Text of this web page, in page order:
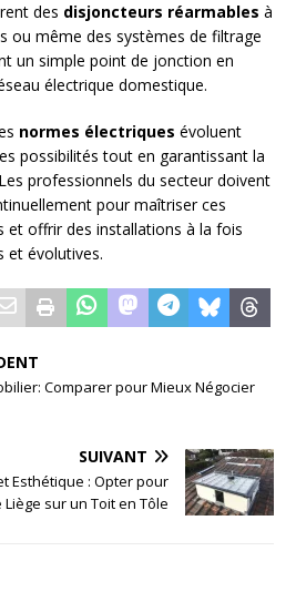
des disjoncteurs réarmables à
ou même des systèmes de filtrage
un simple point de jonction en
électrique domestique.
normes électriques évoluent
possibilités tout en garantissant la
professionnels du secteur doivent
pour maîtriser ces
et offrir des installations à la fois
et évolutives.
Comparer pour Mieux Négocier
SUIVANT
Esthétique : Opter pour
Liège sur un Toit en Tôle